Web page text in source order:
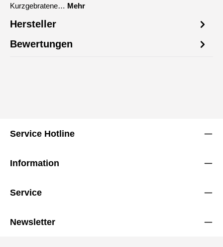
Kurzgebratene… Mehr
Hersteller
Bewertungen
Service Hotline
Information
Service
Newsletter